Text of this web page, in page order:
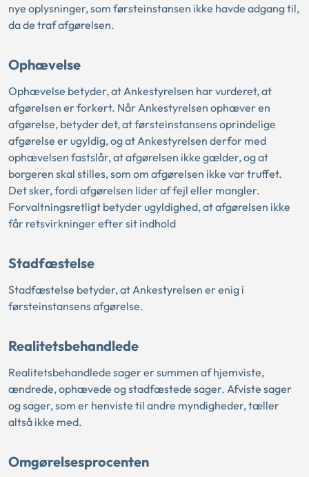
nye oplysninger, som førsteinstansen ikke havde adgang til,
da de traf afgørelsen.
Ophævelse
Ophævelse betyder, at Ankestyrelsen har vurderet, at
afgørelsen er forkert. Når Ankestyrelsen ophæver en
afgørelse, betyder det, at førsteinstansens oprindelige
afgørelse er ugyldig, og at Ankestyrelsen derfor med
ophævelsen fastslår, at afgørelsen ikke gælder, og at
borgeren skal stilles, som om afgørelsen ikke var truffet.
Det sker, fordi afgørelsen lider af fejl eller mangler.
Forvaltningsretligt betyder ugyldighed, at afgørelsen ikke
får retsvirkninger efter sit indhold
Stadfæstelse
Stadfæstelse betyder, at Ankestyrelsen er enig i
førsteinstansens afgørelse.
Realitetsbehandlede
Realitetsbehandlede sager er summen af hjemviste,
ændrede, ophævede og stadfæstede sager. Afviste sager
og sager, som er henviste til andre myndigheder, tæller
altså ikke med.
Omgørelsesprocenten